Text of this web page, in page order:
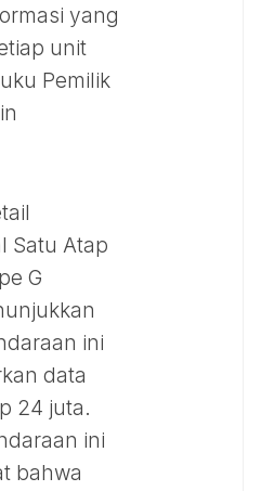
yang
unit
Pemilik
Satu Atap
G
ini
data
24 juta.
ini
bahwa